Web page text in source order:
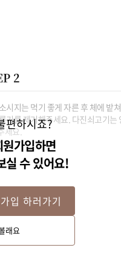
2
시지는 먹기 좋게 자른 후 체에 밭
기를 제거해주세요. 다진쇠고기는
세요.
편하시죠?
가입하면
실 수 있어요!
입 하러가기
래요